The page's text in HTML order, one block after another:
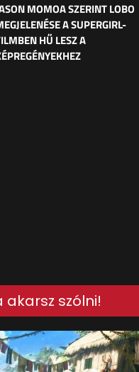
MOMOA SZERINT LOBO
A SUPERGIRL-
HŰ LESZ A
akarsz szólni!